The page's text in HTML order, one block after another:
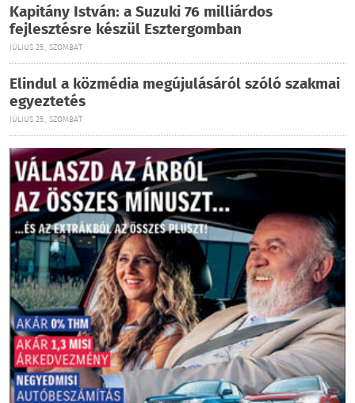
Kapitány István: a Suzuki 76 milliárdos
fejlesztésre készül Esztergomban
JÚLIUS 25., SZOMBAT
Elindul a közmédia megújulásáról szóló szakmai
egyeztetés
JÚLIUS 25., SZOMBAT